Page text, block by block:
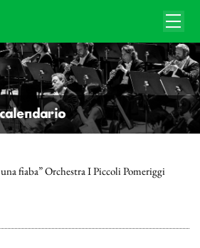
fiaba” Orchestra I Piccoli Pomeriggi